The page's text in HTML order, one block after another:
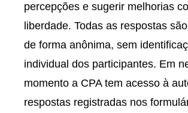
percepções e sugerir melhorias
liberdade. Todas as respostas
de forma anônima, sem
individual dos participantes. Em
momento a CPA tem acesso à
respostas registradas nos